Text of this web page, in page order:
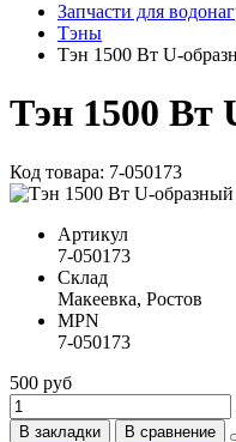
Запчасти для
Тэны
Тэн 1500 Вт U-
Тэн 1500 Вт
Код товара: 7-050173
Артикул
7-050173
Склад
Макеевка, Ростов
MPN
7-050173
500 руб
В закладки
В сравнение